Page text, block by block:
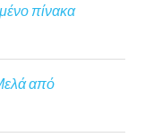
πίνακα
από